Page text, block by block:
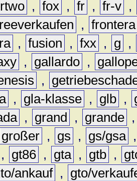
, fox , fr , fr-v ,
, frontera
, fusion , fxx , g
,
, gallardo ,
,
, gla-klasse , glb ,
, grand , grande
großer , gs , gs/gsa
, gt86 , gta , gtb ,
ankauf ,
gto/